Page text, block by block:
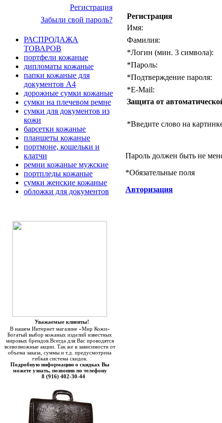
Регистрация
Забыли свой пароль?
РАСПРОДАЖА
ТОВАРОВ
портфели кожаные
дипломаты кожаные
папки кожаные для
документов А4
дорожные сумки кожаные
сумки на плечевом ремне
сумки для документов из
кожи
барсетки кожаные
планшеты кожаные
портмоне, кошельки и
клатчи
ремни кожаные мужские
портпледы кожаные
сумки женские кожаные
обложки для документов
Уважаемые клиенты!
В нашем Интернет магазине «Мир Кожи»
Богатый выбор кожаных изделий известных
мировых брендов.Всегда для Вас проводятся
всевозможные акции. Так же в зависимости от
объема заказа, суммы и т.д. предусмотрена
гибкая система скидок.
Подробную информацию о скидках Вы
можете узнать, позвонив по телефону
8 (916) 402-30-44
Регистрация
Имя:
Фамилия:
*Логин (мин. 3 символа):
*Пароль:
*Подтверждение пароля:
*E-Mail:
Защита от
*Введите слово на
Пароль должен быть не
*Обязательные поля
Авторизация